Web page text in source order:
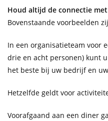
Houd altijd de connectie
Bovenstaande voorbeelden
In een organisatieteam voor
drie en acht personen) kunt
het beste bij uw bedrijf en
Hetzelfde geldt voor
Voorafgaand aan een diner